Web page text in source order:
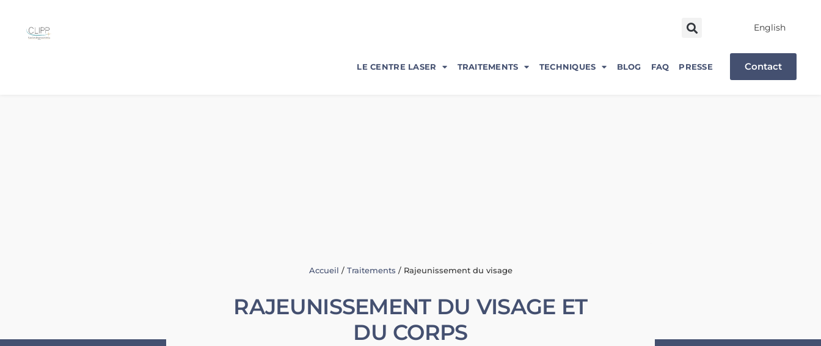
English
LE CENTRE LASER TRAITEMENTS TECHNIQUES BLOG FAQ PRESSE Contact
Accueil / Traitements / Rajeunissement du visage
RAJEUNISSEMENT DU VISAGE ET
DU CORPS